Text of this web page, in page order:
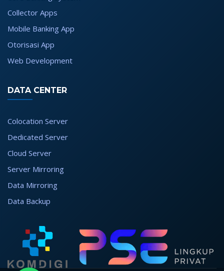
Collector Apps
Mobile Banking App
Otorisasi App
Web Development
DATA CENTER
Colocation Server
Dedicated Server
Cloud Server
Server Mirroring
Data Mirroring
Data Backup